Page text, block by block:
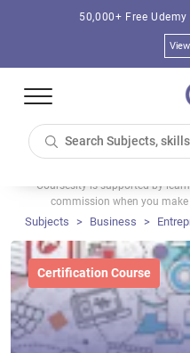
50,000+ Free
Coursesity is supported by
commission when you
Subjects Business
Certification Course